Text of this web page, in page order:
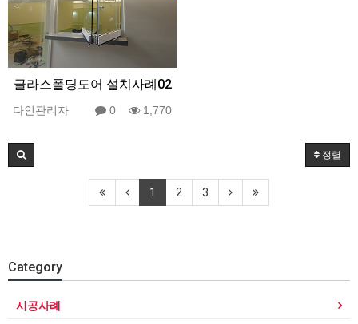
글라스폴딩도어 설치사례02
다인관리자 0 1,770
정렬
1 2 3
Category
시공사례